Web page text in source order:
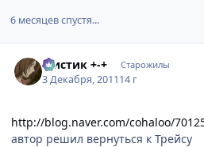
6 месяцев спустя...
Мистик +-+ Старожилы
3 Декабря, 201114 г
http://blog.naver.com/cohaloo/
автор решил вернуться к Трейсу